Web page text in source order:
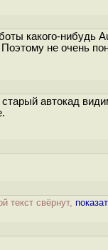
какого-нибудь
не очень
автокад
текст свёрнут,